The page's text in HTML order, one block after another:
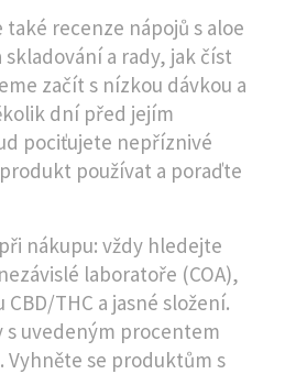
recenze nápojů s aloe
skladování a rady, jak číst
začít s nízkou dávkou a
dní před jejím
pociťujete nepříznivé
používat a poraďte
nákupu: vždy hledejte
laboratoře (COA),
THC a jasné složení.
uvedeným procentem
Vyhněte se produktům s